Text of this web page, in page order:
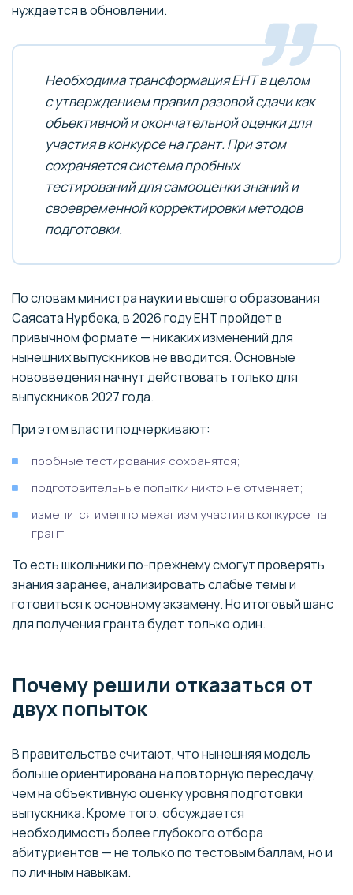
нуждается в обновлении.
Необходима трансформация ЕНТ в целом
с утверждением правил разовой сдачи как
объективной и окончательной оценки для
участия в конкурсе на грант. При этом
сохраняется система пробных
тестирований для самооценки знаний и
своевременной корректировки методов
подготовки.
По словам министра науки и высшего образования
Саясата Нурбека, в 2026 году ЕНТ пройдет в
привычном формате — никаких изменений для
нынешних выпускников не вводится. Основные
нововведения начнут действовать только для
выпускников 2027 года.
При этом власти подчеркивают:
пробные тестирования сохранятся;
подготовительные попытки никто не отменяет;
изменится именно механизм участия в конкурсе на
грант.
То есть школьники по-прежнему смогут проверять
знания заранее, анализировать слабые темы и
готовиться к основному экзамену. Но итоговый шанс
для получения гранта будет только один.
Почему решили отказаться от
двух попыток
В правительстве считают, что нынешняя модель
больше ориентирована на повторную пересдачу,
чем на объективную оценку уровня подготовки
выпускника. Кроме того, обсуждается
необходимость более глубокого отбора
абитуриентов — не только по тестовым баллам, но и
по личным навыкам.